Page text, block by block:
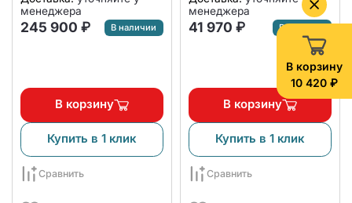
В корзину
10 420 ₽
менеджера
245 900 ₽ В наличии
В корзину
Купить в 1 клик
Сравнить
менеджера
41 970 ₽ В наличии
В корзину
Купить в 1 клик
Сравнить